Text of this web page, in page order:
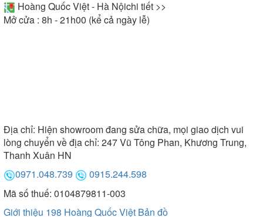
Hoàng Quốc Việt - Hà Nộichi tiết >>
Mở cửa : 8h - 21h00 (kể cả ngày lễ)
Địa chỉ: Hiện showroom đang sửa chữa, mọi giao dịch vui
lòng chuyển về địa chỉ: 247 Vũ Tông Phan, Khương Trung,
Thanh Xuân HN
0971.048.739
0915.244.598
Mã số thuế: 0104879811-003
Giới thiệu 198 Hoàng Quốc Việt Bản đồ